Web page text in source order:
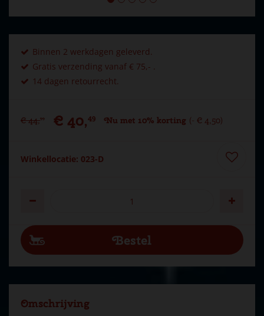
Binnen 2 werkdagen geleverd.
Gratis verzending vanaf € 75,- .
14 dagen retourrecht.
€ 44,99 € 40,49 Nu met 10% korting € 4,50
Winkellocatie: 023-D
Omschrijving